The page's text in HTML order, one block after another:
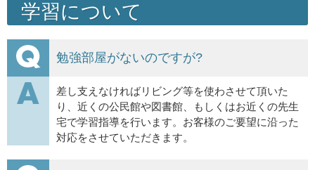
学習について
勉強部屋がないのですが?
差し支えなければリビング等を使わさせて頂いた
り、近くの公民館や図書館、もしくはお近くの先生
宅で学習指導を行います。お客様のご要望に沿った
対応をさせていただきます。